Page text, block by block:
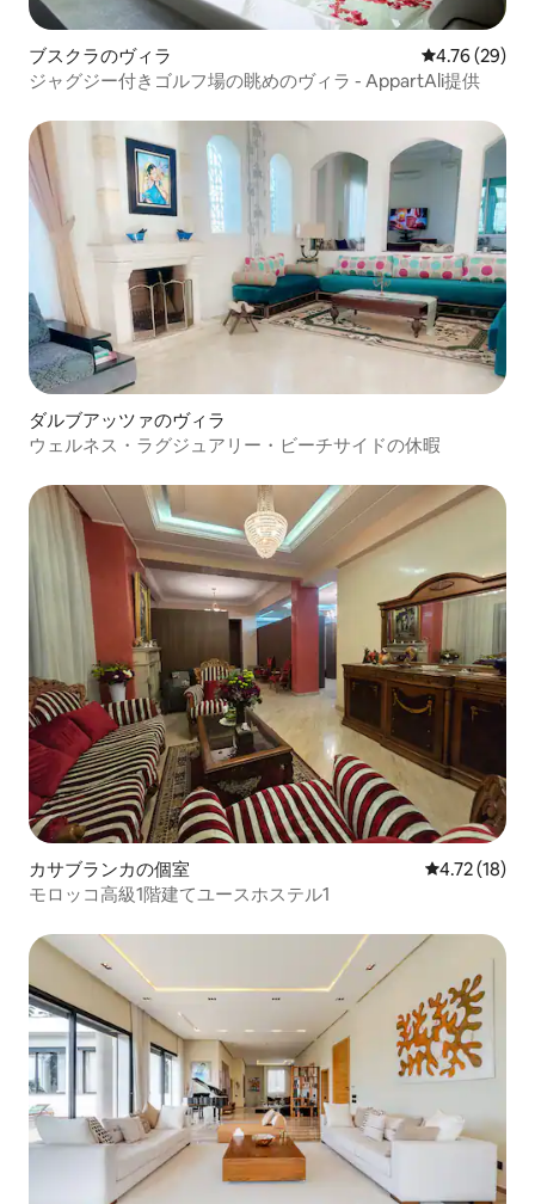
ブスクラのヴィラ レビュー29
4.76 (29)
ジャグジー付きゴルフ場の眺めのヴィラ - AppartAli提供
ダルブアッツァのヴィラ
ウェルネス・ラグジュアリー・ビーチサイドの休暇
カサブランカの個室 レビュー18
4.72 (18)
モロッコ高級1階建てユースホステル1